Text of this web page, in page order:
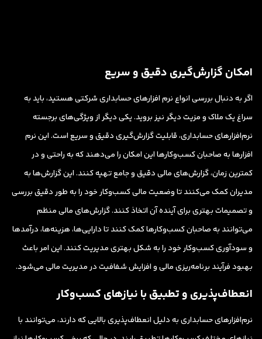
امکان گزارش‌گیری دقیق و سریع
اگر به دنبال بررسی انواع نرم افزارهای حسابداری شرکتی هستید، باید به
سراغ یک ملاک و مزیت دیگر نیز بروید. یکی دیگر از ویژگی‌های برجسته
نرم‌افزارهای حسابداری، قابلیت گزارش‌گیری دقیق و سریع است. این نرم
افزارها به صاحبان کسب‌وکارها این امکان را می‌دهند که به راحتی و در
کمترین زمان، گزارش‌های مالی دقیق و جامع تهیه کنند. این گزارش‌ها به
مدیران کمک می‌کنند تا وضعیت مالی کسب‌وکار خود را به طور دقیق بررسی
و تصمیمات بهتری برای آینده آن اتخاذ کنند. گزارش‌های مالی منظم
می‌توانند به صاحبان کسب‌وکارها کمک کنند تا دارایی‌ها، هزینه‌ها، درآمدها
و سودآوری کسب‌وکار خود را به شکل بهتری مدیریت کنند. این امر باعث
بهبود فرآیند برنامه‌ریزی مالی و افزایش شفافیت در مدیریت مالی می‌شود.
انعطاف‌پذیری و تطبیق با نیازهای کسب‌وکار
نرم‌افزارهای حسابداری به دلیل انعطاف‌پذیری بالایی که دارند، می‌توانند با